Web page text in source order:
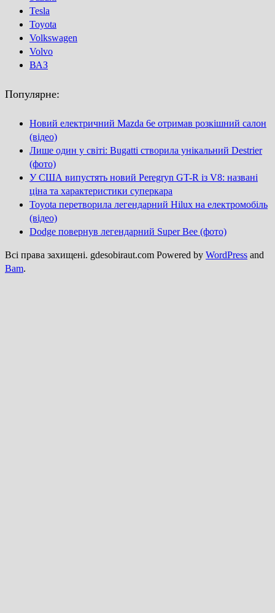
Tesla
Toyota
Volkswagen
Volvo
ВАЗ
Популярне:
Новий електричний Mazda 6e отримав розкішний салон
(відео)
Лише один у світі: Bugatti створила унікальний Destrier
(фото)
У США випустять новий Peregryn GT-R із V8: названі
ціна та характеристики суперкара
Toyota перетворила легендарний Hilux на електромобіль
(відео)
Dodge повернув легендарний Super Bee (фото)
Всі права захищені. gdesobiraut.com Powered by WordPress and
Bam.